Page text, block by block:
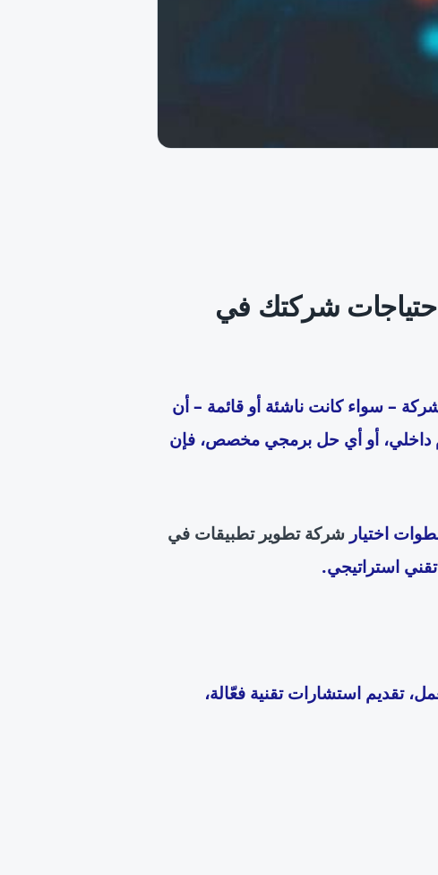
شركتك في
– سواء كانت ناشئة أو قائمة – أن
داخلي، أو أي حل برمجي مخصص، فإن
اختيارشركة تطوير تطبيقات في
استراتيجي.
تقديم استشارات تقنية فعّالة،